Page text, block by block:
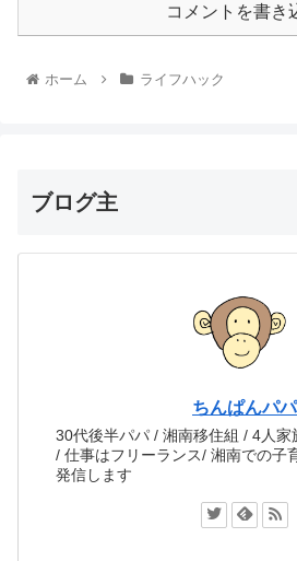
コメントを書き
ホーム ライフハック
ブログ主
ちんぱんパパ
30代後半パパ / 湘南移住組 / 4人
/ 仕事はフリーランス/ 湘南での子
発信します